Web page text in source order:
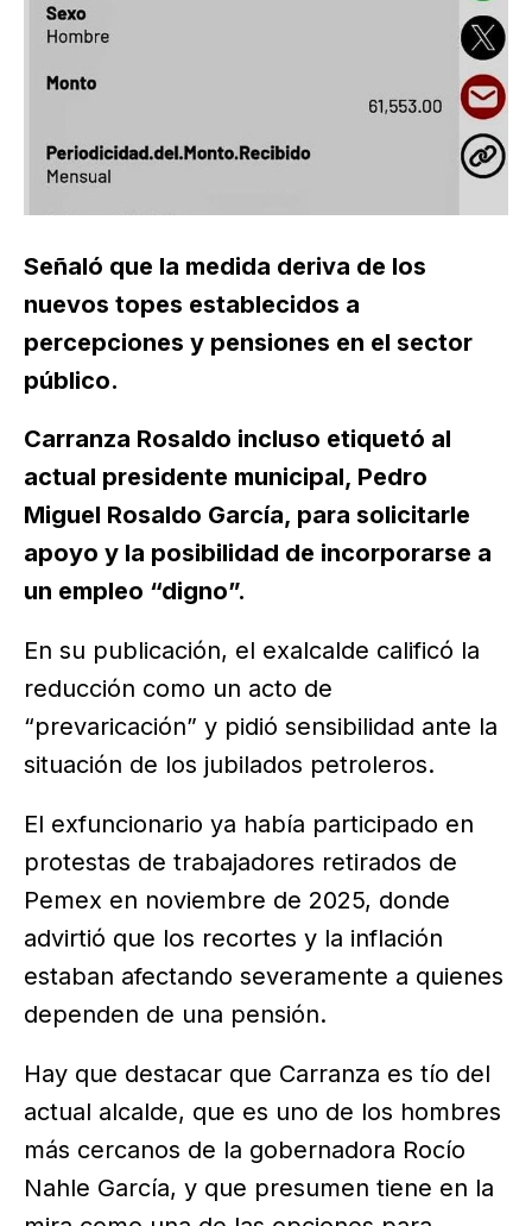
Señaló que la medida deriva de los
nuevos topes establecidos a
percepciones y pensiones en el sector
público.
Carranza Rosaldo incluso etiquetó al
actual presidente municipal, Pedro
Miguel Rosaldo García, para solicitarle
apoyo y la posibilidad de incorporarse a
un empleo “digno”.
En su publicación, el exalcalde calificó la
reducción como un acto de
“prevaricación” y pidió sensibilidad ante la
situación de los jubilados petroleros.
El exfuncionario ya había participado en
protestas de trabajadores retirados de
Pemex en noviembre de 2025, donde
advirtió que los recortes y la inflación
estaban afectando severamente a quienes
dependen de una pensión.
Hay que destacar que Carranza es tío del
actual alcalde, que es uno de los hombres
más cercanos de la gobernadora Rocío
Nahle García, y que presumen tiene en la